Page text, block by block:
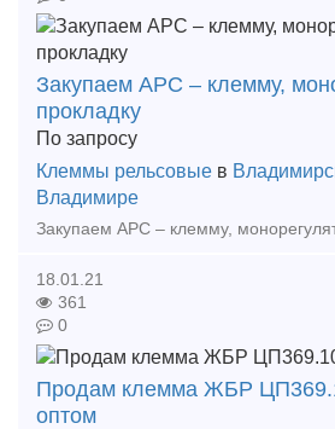
Закупаем АРС – клемму,
прокладку
По запросу
Клеммы рельсовые в
Владимире
18.01.21
361
0
Продам клемма ЖБР
оптом